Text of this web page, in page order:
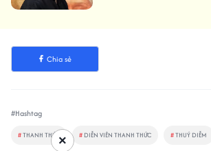
Chia sẻ
#Hashtag
#THANH THỨC # DIỄN VIÊN THANH THỨC #THUÝ DIỄM
×